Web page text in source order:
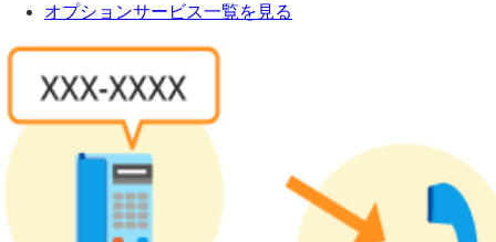
オプションサービス一覧を見る